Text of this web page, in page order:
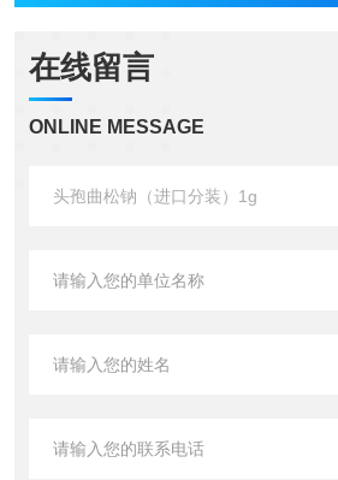
在线留言
ONLINE MESSAGE